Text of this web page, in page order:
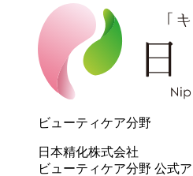
ビューティケア分野
日本精化株式会社
ビューティケア分野 公式